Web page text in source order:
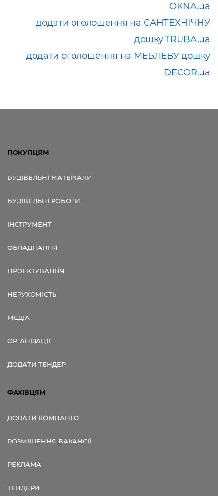
OKNA.ua
додати оголошення на САНТЕХНІЧНУ
дошку TRUBA.ua
додати оголошення на МЕБЛЕВУ дошку
DECOR.ua
ПОКУПЦЯМ
БУДІВЕЛЬНІ МАТЕРІАЛИ
БУДІВЕЛЬНІ РОБОТИ
ІНСТРУМЕНТ
ОБЛАДНАННЯ
ПРОЕКТУВАННЯ
НЕРУХОМІСТЬ
МЕДІА
ОРГАНІЗАЦІЇ
ДОДАТИ ТЕНДЕР
ФАХІВЦЯМ
ДОДАТИ КОМПАНІЮ
РОЗМІЩЕННЯ ВАКАНСІЇ
РЕКЛАМА
ТЕНДЕРИ